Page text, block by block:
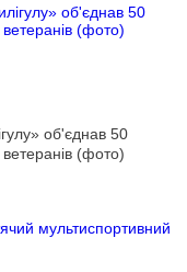
об'єднав 50
(фото)